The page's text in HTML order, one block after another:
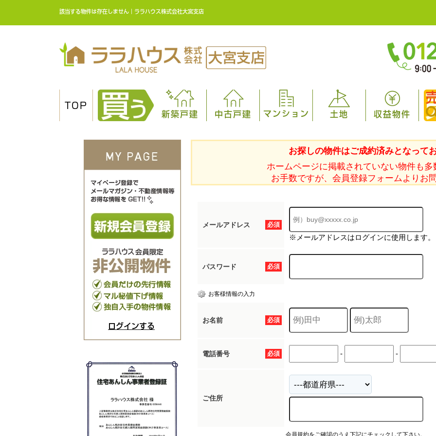
該当する物件は存在しません｜ララハウス株式会社大宮支店
TOP
新築戸建 中古戸建 マンション 土地 収益物件
お探しの物件はご成約済みとなってお
ホームページに掲載されていない物件も多
お手数ですが、会員登録フォームよりお
必須
メールアドレス
※メールアドレスはログインに使用します。
必須
パスワード
お客様情報の入力
必須
お名前
必須
電話番号 - -
ご住所
会員規約をご確認のうえ下記にチェックして下さい。
ログインする